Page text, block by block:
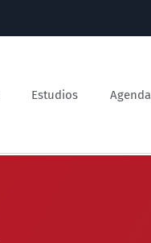
Estudios Agenda